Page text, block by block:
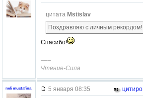
цитата Mstislav
Поздравляю с личным рекордом!
Спасибо!
–––
Чтение-Сила
neli mustafina 5 января 08:35